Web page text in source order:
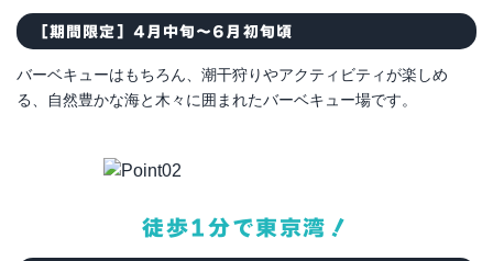
［期間限定］4月中旬～6月初旬頃
バーベキューはもちろん、潮干狩りやアクティビティが楽しめ
る、自然豊かな海と木々に囲まれたバーベキュー場です。
徒歩1分で東京湾！